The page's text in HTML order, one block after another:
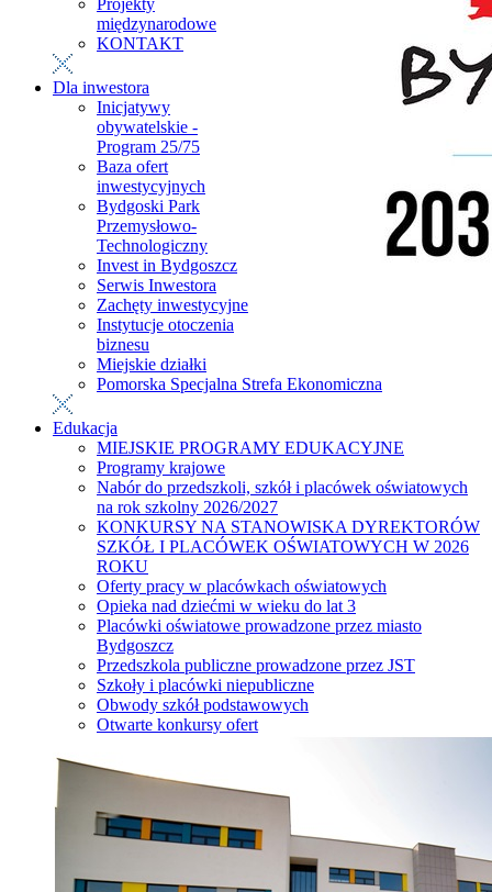
Projekty
międzynarodowe
KONTAKT
Dla inwestora
Inicjatywy
obywatelskie -
Program 25/75
Baza ofert
inwestycyjnych
Bydgoski Park
Przemysłowo-
Technologiczny
Invest in Bydgoszcz
Serwis Inwestora
Zachęty inwestycyjne
Instytucje otoczenia
biznesu
Miejskie działki
Pomorska Specjalna Strefa Ekonomiczna
Edukacja
MIEJSKIE PROGRAMY EDUKACYJNE
Programy krajowe
Nabór do przedszkoli, szkół i placówek oświatowych
na rok szkolny 2026/2027
KONKURSY NA STANOWISKA DYREKTORÓW
SZKÓŁ I PLACÓWEK OŚWIATOWYCH W 2026
ROKU
Oferty pracy w placówkach oświatowych
Opieka nad dziećmi w wieku do lat 3
Placówki oświatowe prowadzone przez miasto
Bydgoszcz
Przedszkola publiczne prowadzone przez JST
Szkoły i placówki niepubliczne
Obwody szkół podstawowych
Otwarte konkursy ofert